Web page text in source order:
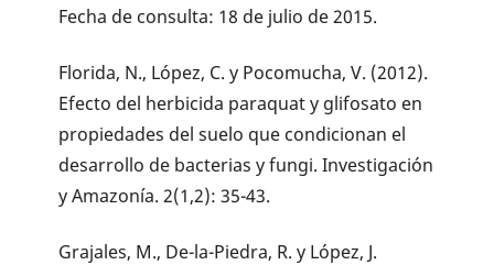
Fecha de consulta: 18 de julio de 2015.
Florida, N., López, C. y Pocomucha, V. (2012).
Efecto del herbicida paraquat y glifosato en
propiedades del suelo que condicionan el
desarrollo de bacterias y fungi. Investigación
y Amazonía. 2(1,2): 35-43.
Grajales, M., De-la-Piedra, R. y López, J.